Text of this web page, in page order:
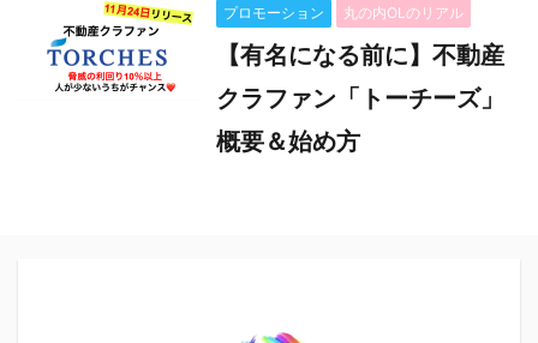
プロモーション 丸の内OLのリアル
【有名になる前に】不動産
クラファン「トーチーズ」
概要＆始め方